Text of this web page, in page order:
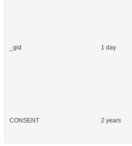
_gid 1 day
CONSENT 2 years